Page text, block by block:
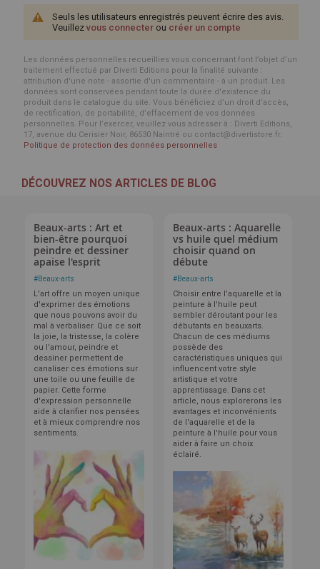
Seuls les utilisateurs enregistrés peuvent écrire des avis.
Veuillez vous connecter ou créer un compte
Les données personnelles recueillies vous concernant font l’objet d’un
traitement effectué par Diverti Editions pour la finalité suivante :
attribution d'une note - assortie d'un commentaire - à un produit. Les
données sont conservées pendant toute la durée d'existence du
produit dans le catalogue du site. Vous bénéficiez d’un droit d’accès,
de rectification, de portabilité, d’effacement de vos données
personnelles. Pour l’exercer, veuillez vous adresser à : Diverti Editions,
17, avenue du Cerisier Noir, 86530 Naintré ou contact@divertistore.fr.
Politique de protection des données personnelles
DÉCOUVREZ NOS ARTICLES DE BLOG
Beaux-arts : Art et
bien-être pourquoi
peindre et dessiner
apaise l'esprit
#Beaux-arts
L'art offre un moyen unique
d'exprimer des émotions
que nous pouvons avoir du
mal à verbaliser. Que ce soit
la joie, la tristesse, la colère
ou l'amour, peindre et
dessiner permettent de
canaliser ces émotions sur
une toile ou une feuille de
papier. Cette forme
d'expression personnelle
aide à clarifier nos pensées
et à mieux comprendre nos
sentiments.
Beaux-arts : Aquarelle
vs huile quel médium
choisir quand on
débute
#Beaux-arts
Choisir entre l'aquarelle et la
peinture à l'huile peut
sembler déroutant pour les
débutants en beauxarts.
Chacun de ces médiums
possède des
caractéristiques uniques qui
influencent votre style
artistique et votre
apprentissage. Dans cet
article, nous explorerons les
avantages et inconvénients
de l'aquarelle et de la
peinture à l'huile pour vous
aider à faire un choix
éclairé.